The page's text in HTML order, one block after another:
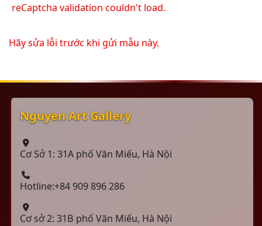
reCaptcha validation couldn't load.
Hãy sửa lỗi trước khi gửi mẫu này.
Nguyen Art Gallery
Cơ Sở 1: 31A phố Văn Miếu, Hà Nội
Hotline:+84 909 896 286
Cơ sở 2: 31B phố Văn Miếu, Hà Nội